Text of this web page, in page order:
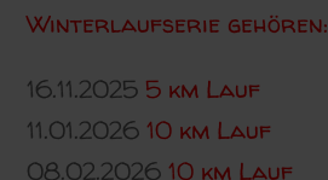
Winterlaufserie gehören:
16.11.2025 5 km Lauf
11.01.2026 10 km Lauf
08.02.2026 10 km Lauf